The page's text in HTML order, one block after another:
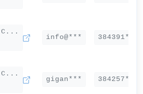
С...
info@*** 384391***
С...
gigan*** 384257***